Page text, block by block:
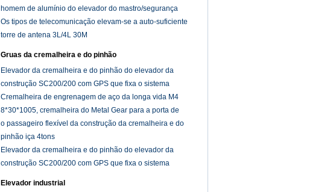
homem de alumínio do elevador do mastro/segurança
aérea do elevador
Os tipos de telecomunicação elevam-se a auto-suficiente
torre de antena 3L/4L 30M
Gruas da cremalheira e do pinhão
Elevador da cremalheira e do pinhão do elevador da
construção SC200/200 com GPS que fixa o sistema
Cremalheira de engrenagem de aço da longa vida M4
8*30*1005, cremalheira do Metal Gear para a porta de
deslizamento
o passageiro flexível da construção da cremalheira e do
pinhão iça 4tons
Elevador da cremalheira e do pinhão do elevador da
construção SC200/200 com GPS que fixa o sistema
Elevador industrial